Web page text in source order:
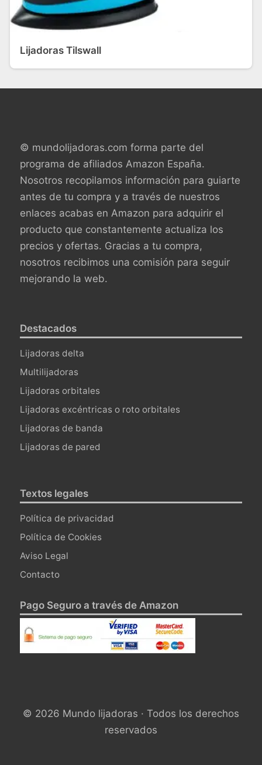
Lijadoras Tilswall
© mundolijadoras.com forma parte del
programa de afiliados Amazon España.
Nosotros recopilamos información para guiarte
antes de tu compra y a través de nuestros
enlaces acabas en Amazon para adquirir el
producto que constantemente actualiza los
precios y ofertas. Gracias a tu compra,
nosotros recibimos una comisión para seguir
mejorando la web.
Destacados
Lijadoras delta
Multilijadoras
Lijadoras orbitales
Lijadoras excéntricas o roto orbitales
Lijadoras de banda
Lijadoras de pared
Textos legales
Política de privacidad
Política de Cookies
Aviso Legal
Contacto
Pago Seguro a través de Amazon
© 2026 Mundo lijadoras · Todos los derechos
reservados